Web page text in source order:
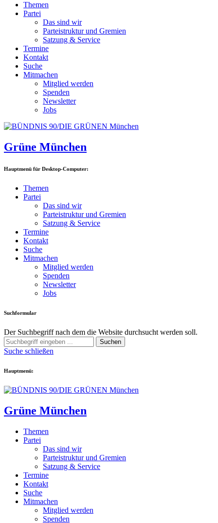
Themen
Partei
Das sind wir
Parteistruktur und Gremien
Satzung & Service
Termine
Kontakt
Suche
Mitmachen
Mitglied werden
Spenden
Newsletter
Jobs
Grüne München
Hauptmenü für Desktop-Computer:
Themen
Partei
Das sind wir
Parteistruktur und Gremien
Satzung & Service
Termine
Kontakt
Suche
Mitmachen
Mitglied werden
Spenden
Newsletter
Jobs
Suchformular
Der Suchbegriff nach dem die Website durchsucht werden soll.
Suchen
Suche schließen
Hauptmenü:
Grüne München
Themen
Partei
Das sind wir
Parteistruktur und Gremien
Satzung & Service
Termine
Kontakt
Suche
Mitmachen
Mitglied werden
Spenden